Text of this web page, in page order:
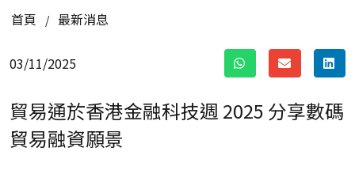
首頁 / 最新消息
03/11/2025
貿易通於香港金融科技週 2025 分享數碼
貿易融資願景